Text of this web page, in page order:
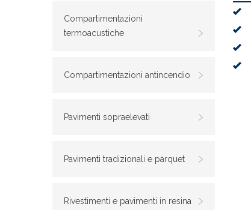
Compartimentazioni
termoacustiche
Compartimentazioni antincendio
Pavimenti sopraelevati
Pavimenti tradizionali e parquet
Rivestimenti e pavimenti in resina